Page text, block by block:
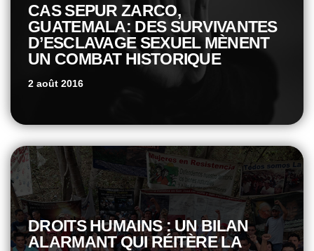
CAS SEPUR ZARCO,
GUATEMALA: DES SURVIVANTES
D’ESCLAVAGE SEXUEL MÈNENT
UN COMBAT HISTORIQUE
2 août 2016
DROITS HUMAINS : UN BILAN
ALARMANT QUI RÉITÈRE LA